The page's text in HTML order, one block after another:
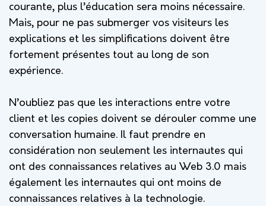
courante, plus l’éducation sera moins nécessaire.
Mais, pour ne pas submerger vos visiteurs les
explications et les simplifications doivent être
fortement présentes tout au long de son
expérience.
N’oubliez pas que les interactions entre votre
client et les copies doivent se dérouler comme une
conversation humaine. Il faut prendre en
considération non seulement les internautes qui
ont des connaissances relatives au Web 3.0 mais
également les internautes qui ont moins de
connaissances relatives à la technologie.